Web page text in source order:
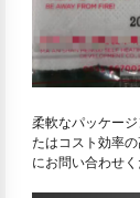
柔軟なパッケー
たはコスト効率
にお問い合わせく